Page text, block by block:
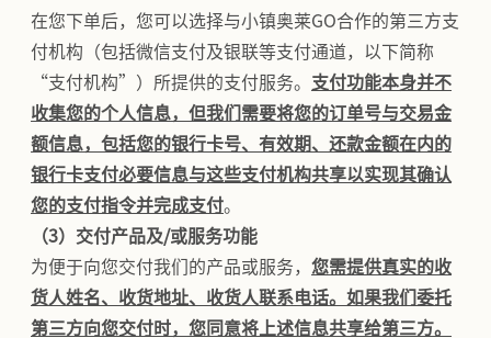
在您下单后，您可以选择与小镇奥莱GO合作的第三方支
付机构（包括微信支付及银联等支付通道，以下简称
“支付机构”）所提供的支付服务。 支付功能本身并不
收集您的个人信息，但我们需要将您的订单号与交易金
额信息，包括您的银行卡号、有效期、还款金额在内的
银行卡支付必要信息与这些支付机构共享以实现其确认
您的支付指令并完成支付。
（3）交付产品及/或服务功能
为便于向您交付我们的产品或服务， 您需提供真实的收
货人姓名、收货地址、收货人联系电话。如果我们委托
第三方向您交付时，您同意将上述信息共享给第三方。